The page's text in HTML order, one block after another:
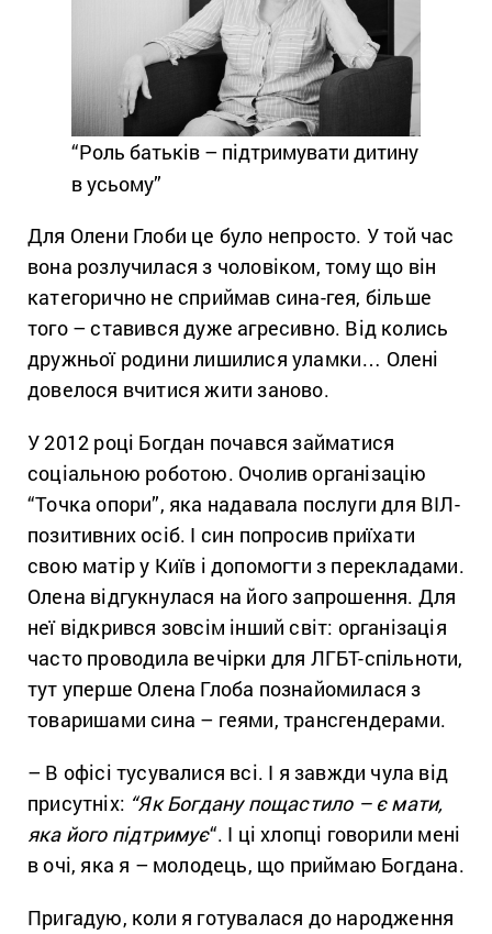
“Роль батьків – підтримувати дитину
в усьому”
Для Олени Глоби це було непросто. У той час
вона розлучилася з чоловіком, тому що він
категорично не сприймав сина-гея, більше
того – ставився дуже агресивно. Від колись
дружньої родини лишилися уламки… Олені
довелося вчитися жити заново.
У 2012 році Богдан почався займатися
соціальною роботою. Очолив організацію
“Точка опори”, яка надавала послуги для ВІЛ-
позитивних осіб. І син попросив приїхати
свою матір у Київ і допомогти з перекладами.
Олена відгукнулася на його запрошення. Для
неї відкрився зовсім інший світ: організація
часто проводила вечірки для ЛГБТ-спільноти,
тут уперше Олена Глоба познайомилася з
товаришами сина – геями, трансгендерами.
– В офісі тусувалися всі. І я завжди чула від
присутніх: “Як Богдану пощастило – є мати,
яка його підтримує“. І ці хлопці говорили мені
в очі, яка я – молодець, що приймаю Богдана.
Пригадую, коли я готувалася до народження